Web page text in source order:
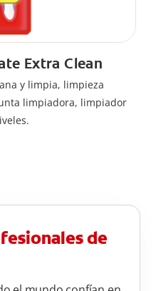
Extra Clean
y limpia, limpieza
limpiadora, limpiador
de